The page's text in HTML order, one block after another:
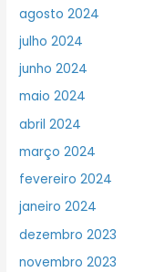
agosto 2024
julho 2024
junho 2024
maio 2024
abril 2024
março 2024
fevereiro 2024
janeiro 2024
dezembro 2023
novembro 2023